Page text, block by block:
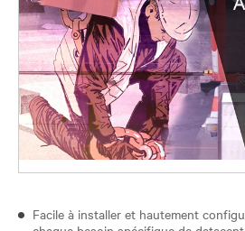
Facile à installer et hautement